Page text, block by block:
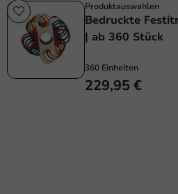
Produktauswahlen
Bedruckte
| ab 360 Stück
360 Einheiten
229,95 €